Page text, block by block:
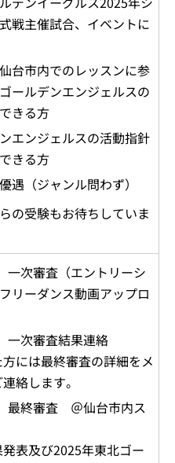
戦主催試合、イベントに
台市内でのレッスンに参
ールデンエンジェルスの
きる方
エンジェルスの活動指針
きる方
遇（ジャンル問わず）
の受験もお待ちしていま
一次審査（エントリーシ
リーダンス動画アップロ
一次審査結果連絡
には最終審査の詳細をメ
絡します。
最終審査 ＠仙台市内ス
表及び2025年東北ゴー